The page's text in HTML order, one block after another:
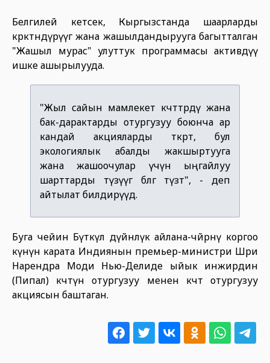
Белгилей кетсек, Кыргызстанда шаарларды
көрктөндүрүүгө жана жашылдандырууга багытталган
"Жашыл мурас" улуттук программасы активдүү
ишке ашырылууда.
"Жыл сайын мамлекет көчөттөрдү жана
бак-дарактарды отургузуу боюнча ар
кандай акцияларды өткөрөт, бул
экологиялык абалды жакшыртууга
жана жашоочулар үчүн ыңгайлуу
шарттарды түзүүгө өбөлгө түзөт", - деп
айтылат билдирүүдө.
Буга чейин Бүткүл дүйнөлүк айлана-чөйрөнү коргоо
күнүнө карата Индиянын премьер-министри Шри
Нарендра Моди Нью-Делиде ыйык инжирдин
(Пипал) көчөтүн отургузуу менен көчөт отургузуу
акциясын баштаган.